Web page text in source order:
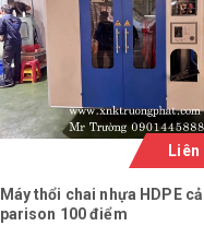
Liên
Máy thổi chai nhựa HDPE
parison 100 điểm